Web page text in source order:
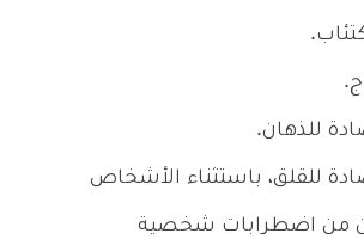
للذهان.
للقلق، باستثناء الأشخاص
من اضطرابات شخصية